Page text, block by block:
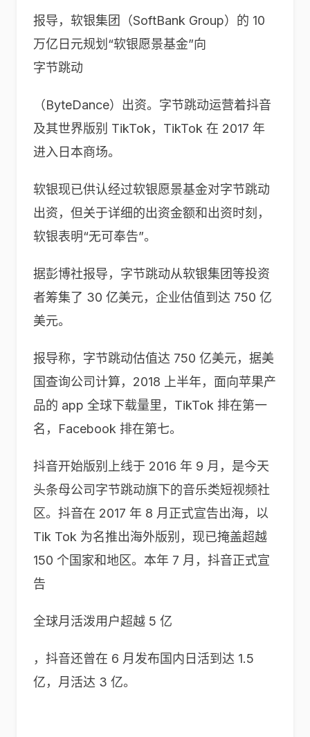
报导，软银集团（SoftBank Group）的 10
万亿日元规划“软银愿景基金”向
字节跳动
（ByteDance）出资。字节跳动运营着抖音
及其世界版别 TikTok，TikTok 在 2017 年
进入日本商场。
软银现已供认经过软银愿景基金对字节跳动
出资，但关于详细的出资金额和出资时刻，
软银表明“无可奉告”。
据彭博社报导，字节跳动从软银集团等投资
者筹集了 30 亿美元，企业估值到达 750 亿
美元。
报导称，字节跳动估值达 750 亿美元，据美
国查询公司计算，2018 上半年，面向苹果产
品的 app 全球下载量里，TikTok 排在第一
名，Facebook 排在第七。
抖音开始版别上线于 2016 年 9 月，是今天
头条母公司字节跳动旗下的音乐类短视频社
区。抖音在 2017 年 8 月正式宣告出海，以
Tik Tok 为名推出海外版别，现已掩盖超越
150 个国家和地区。本年 7 月，抖音正式宣
告
全球月活泼用户超越 5 亿
，抖音还曾在 6 月发布国内日活到达 1.5
亿，月活达 3 亿。